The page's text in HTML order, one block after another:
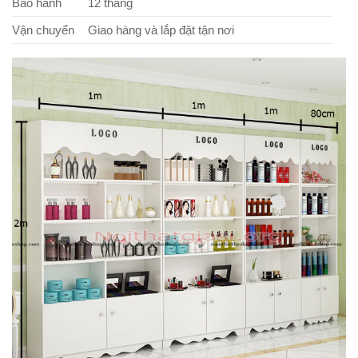
Vận chuyển
Giao hàng và lắp đặt tận nơi